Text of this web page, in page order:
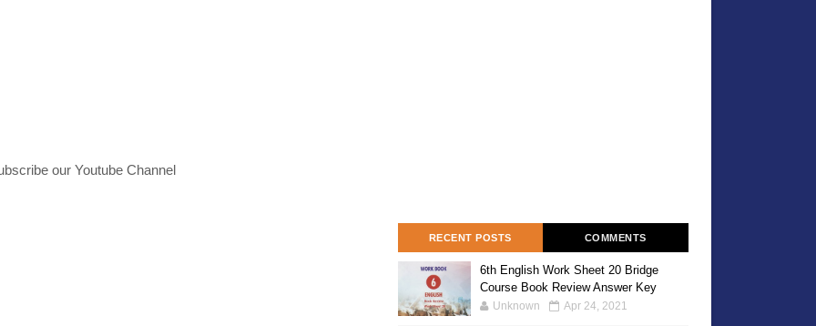
our Youtube Channel
RECENT POSTS COMMENTS
6th English Work Sheet 20 Bridge
Course Book Review Answer Key
Unknown Apr 24, 2021